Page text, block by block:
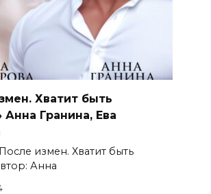
Хватит быть
Анна Гранина, Ева
измен. Хватит быть
Анна